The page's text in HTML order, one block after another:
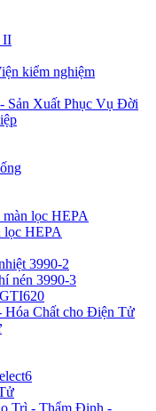
II
kiểm nghiệm
Sản Xuất Phục Vụ Đời
lọc HEPA
lọc HEPA
3990-2
nén 3990-3
Chất cho Điện Tử
Trì - Thẩm Định -